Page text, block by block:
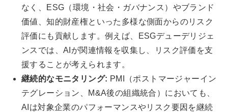
なく、ESG（環境・社会・ガバナンス）やブランド
価値、知的財産権といった多様な側面からのリスク
評価にも貢献します。例えば、ESGデューデリジェ
ンスでは、AIが関連情報を収集し、リスク評価を支
援することが考えられます。
継続的なモニタリング: PMI（ポストマージャーイン
テグレーション、M&A後の組織統合）においても、
AIは対象企業のパフォーマンスやリスク要因を継続